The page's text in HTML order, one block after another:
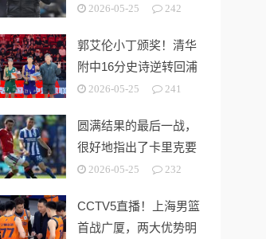
“系统性风险样本”！
2026-05-25 242
郭艾伦小丁颁奖！清华
附中16分史诗逆转回浦
中学 时隔5年夺第15冠
2026-05-25 241
圆满结果的最后一战，
很好地指出了卡里克要
解决的终极问题
2026-05-25 232
CCTV5直播！上海男篮
首战广厦，两大优势明